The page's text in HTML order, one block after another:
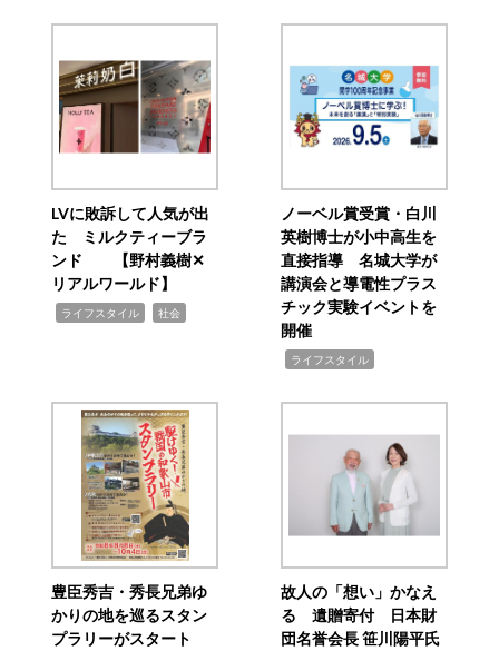
LVに敗訴して人気が出
た ミルクティーブラ
ンド 【野村義樹✕
リアルワールド】
ライフスタイル 社会
ノーベル賞受賞・白川
英樹博士が小中高生を
直接指導 名城大学が
講演会と導電性プラス
チック実験イベントを
開催
ライフスタイル
豊臣秀吉・秀長兄弟ゆ
かりの地を巡るスタン
プラリーがスタート
故人の「想い」かなえ
る 遺贈寄付 日本財
団名誉会長 笹川陽平氏